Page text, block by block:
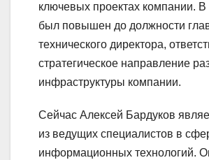
ключевых проектах компании. В
был повышен до должности
технического директора,
стратегическое направление
инфраструктуры компании.
Сейчас Алексей Бардуков
из ведущих специалистов в
информационных технологий.